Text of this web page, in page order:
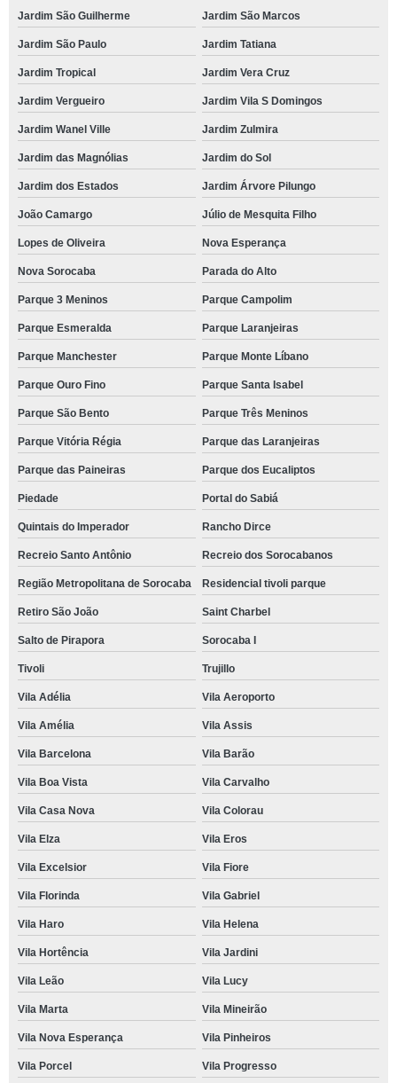
Jardim São Guilherme Jardim São Marcos
Jardim São Paulo Jardim Tatiana
Jardim Tropical Jardim Vera Cruz
Jardim Vergueiro Jardim Vila S Domingos
Jardim Wanel Ville Jardim Zulmira
Jardim das Magnólias Jardim do Sol
Jardim dos Estados Jardim Árvore Pilungo
João Camargo Júlio de Mesquita Filho
Lopes de Oliveira Nova Esperança
Nova Sorocaba Parada do Alto
Parque 3 Meninos Parque Campolim
Parque Esmeralda Parque Laranjeiras
Parque Manchester Parque Monte Líbano
Parque Ouro Fino Parque Santa Isabel
Parque São Bento Parque Três Meninos
Parque Vitória Régia Parque das Laranjeiras
Parque das Paineiras Parque dos Eucaliptos
Piedade Portal do Sabiá
Quintais do Imperador Rancho Dirce
Recreio Santo Antônio Recreio dos Sorocabanos
Região Metropolitana de Sorocaba Residencial tivoli parque
Retiro São João Saint Charbel
Salto de Pirapora Sorocaba I
Tivoli Trujillo
Vila Adélia Vila Aeroporto
Vila Amélia Vila Assis
Vila Barcelona Vila Barão
Vila Boa Vista Vila Carvalho
Vila Casa Nova Vila Colorau
Vila Elza Vila Eros
Vila Excelsior Vila Fiore
Vila Florinda Vila Gabriel
Vila Haro Vila Helena
Vila Hortência Vila Jardini
Vila Leão Vila Lucy
Vila Marta Vila Mineirão
Vila Nova Esperança Vila Pinheiros
Vila Porcel Vila Progresso